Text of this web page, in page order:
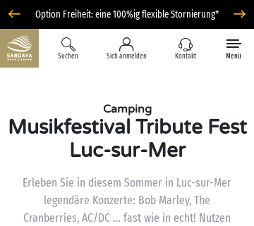
Option Freiheit: eine 100%ig flexible Stornierung*
Suchen Sich anmelden Kontakt Menü
Camping
Musikfestival Tribute Fest
Luc-sur-Mer
Erleben Sie in diesem Sommer in Luc-sur-Mer
legendäre Konzerte: Bob Marley, The
Cranberries, AC/DC … fast wie in echt! Nutzen